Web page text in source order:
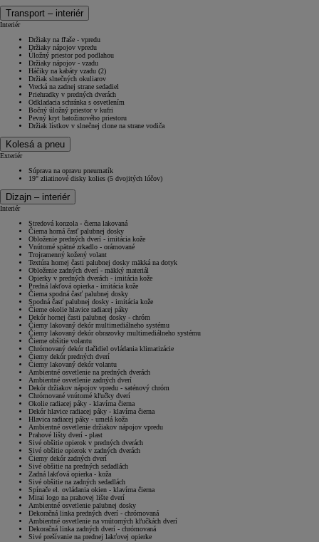
Transport – interiér
Interiér
Držiaky na fľaše - vpredu
Držiaky nápojov vpredu
Úložný priestor pod podlahou
Držiaky nápojov - vzadu
Háčiky na kabáty vzadu (2)
Držiak slnečných okuliarov
Vrecká na zadnej strane sedadiel
Priehradky v predných dverách
Odkladacia schránka s osvetlením
Bočný úložný priestor v kufri
Pevný kryt batožinového priestoru
Držiak lístkov v slnečnej clone na strane vodiča
Kolesá a pneu
Exteriér
Súprava na opravu pneumatík
19" zliatinové disky kolies (5 dvojitých lúčov)
Dizajn – interiér
Interiér
Stredová konzola - čierna lakovaná
Čierna horná časť palubnej dosky
Obloženie predných dverí - imitácia kože
Vnútorné spätné zrkadlo - orámované
Trojramenný kožený volant
Textúra hornej časti palubnej dosky mäkká na dotyk
Obloženie zadných dverí - mäkký materiál
Opierky v predných dverách - imitácia kože
Predná lakťová opierka - imitácia kože
Čierna spodná časť palubnej dosky
Spodná časť palubnej dosky - imitácia kože
Čierne okolie hlavice radiacej páky
Dekór hornej časti palubnej dosky - chróm
Čierny lakovaný dekór multimediálneho systému
Čierny lakovaný dekór obrazovky multimediálneho systému
Čierne obšitie volantu
Chrómovaný dekór tlačidiel ovládania klimatizácie
Čierny dekór predných dverí
Čierny lakovaný dekór volantu
Ambientné osvetlenie na predných dverách
Ambientné osvetlenie zadných dverí
Dekór držiakov nápojov vpredu - saténový chróm
Chrómované vnútorné kľučky dverí
Okolie radiacej páky - klavírna čierna
Dekór hlavice radiacej páky - klavírna čierna
Hlavica radiacej páky - umelá koža
Ambientné osvetlenie držiakov nápojov vpredu
Prahové lišty dverí - plast
Sivé obšitie opierok v predných dverách
Sivé obšitie opierok v zadných dverách
Čierny dekór zadných dverí
Sivé obšitie na predných sedadlách
Zadná lakťová opierka - koža
Sivé obšitie na zadných sedadlách
Spínače el. ovládania okien - klavírna čierna
Mirai logo na prahovej lište dverí
Ambientné osvetlenie palubnej dosky
Dekoračná linka predných dverí - chrómovaná
Ambientné osvetlenie na vnútorných kľučkách dverí
Dekoračná linka zadných dverí - chrómovaná
Sivé prešívanie na prednej lakťovej opierke